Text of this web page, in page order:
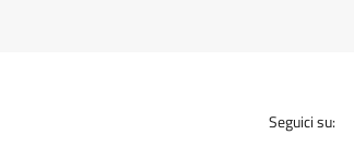
Seguici su: